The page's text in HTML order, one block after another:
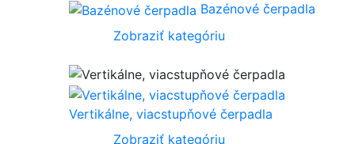
Bazénové čerpadla
Zobraziť kategóriu
Vertikálne, viacstupňové čerpadla
Zobraziť kategóriu